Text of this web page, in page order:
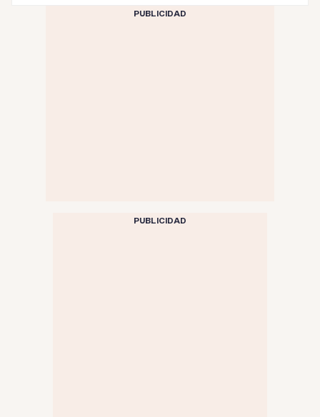
PUBLICIDAD
PUBLICIDAD